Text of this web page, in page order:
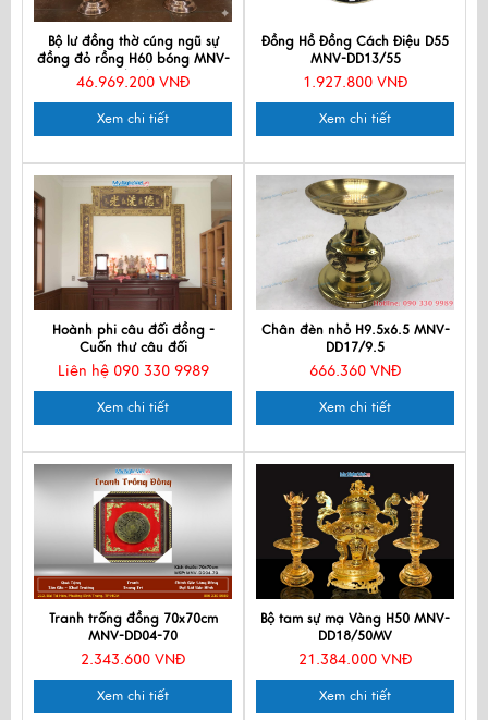
Bộ lư đồng thờ cúng ngũ sự
đồng đỏ rồng H60 bóng MNV-
DD18/60/DDRB
46.969.200 VNĐ
Xem chi tiết
Đồng Hồ Đồng Cách Điệu D55
MNV-DD13/55
1.927.800 VNĐ
Xem chi tiết
Hoành phi câu đối đồng -
Cuốn thư câu đối
Liên hệ 090 330 9989
Xem chi tiết
Chân đèn nhỏ H9.5x6.5 MNV-
DD17/9.5
666.360 VNĐ
Xem chi tiết
Tranh trống đồng 70x70cm
MNV-DD04-70
2.343.600 VNĐ
Xem chi tiết
Bộ tam sự mạ Vàng H50 MNV-
DD18/50MV
21.384.000 VNĐ
Xem chi tiết